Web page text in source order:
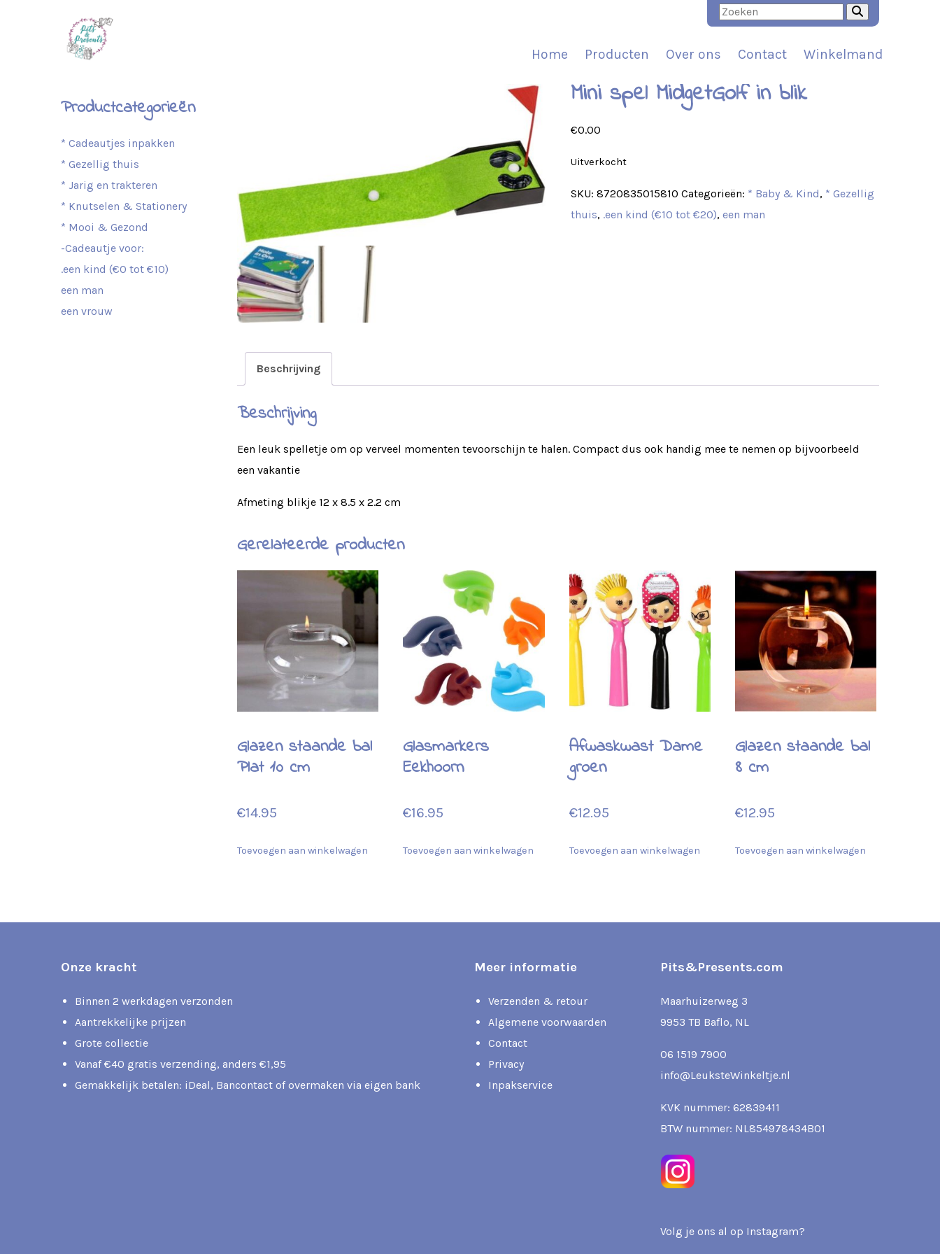
Home Producten Over ons Contact Winkelmand
Mini spel MidgetGolf in blik
€0.00
Uitverkocht
SKU:8720835015810 Categorieën: * Baby & Kind, * Gezellig
thuis, .een kind (€10 tot €20),een man
Beschrijving
Beschrijving
Een leuk spelletje om op verveel momenten tevoorschijn te halen. Compact dus ook handig mee te nemen op bijvoorbeeld
een vakantie
Afmeting blikje 12 x 8.5 x 2.2 cm
Gerelateerde producten
Glazen staande bal
Plat 10 cm
€14.95
Toevoegen aan winkelwagen
Glasmarkers
Eekhoorn
€16.95
Toevoegen aan winkelwagen
Afwaskwast Dame
groen
€12.95
Toevoegen aan winkelwagen
Glazen staande bal
8 cm
€12.95
Toevoegen aan winkelwagen
Productcategorieën
* Cadeautjes inpakken
* Gezellig thuis
* Jarig en trakteren
* Knutselen & Stationery
* Mooi & Gezond
-Cadeautje voor:
.een kind (€0 tot €10)
een man
een vrouw
Onze kracht
Binnen 2 werkdagen verzonden
Aantrekkelijke prijzen
Grote collectie
Vanaf €40 gratis verzending, anders €1,95
Gemakkelijk betalen: iDeal, Bancontact of overmaken via eigen bank
Meer informatie
Verzenden & retour
Algemene voorwaarden
Contact
Privacy
Inpakservice
Pits&Presents.com
Maarhuizerweg 3
9953 TB Baflo, NL
06 1519 7900
info@LeuksteWinkeltje.nl
KVK nummer: 62839411
BTW nummer: NL854978434B01
Volg je ons al op Instagram?